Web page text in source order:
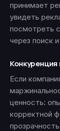
принимает
увидеть
посмотреть
через поиск
Конкуренция
Если
ценность:
корректной